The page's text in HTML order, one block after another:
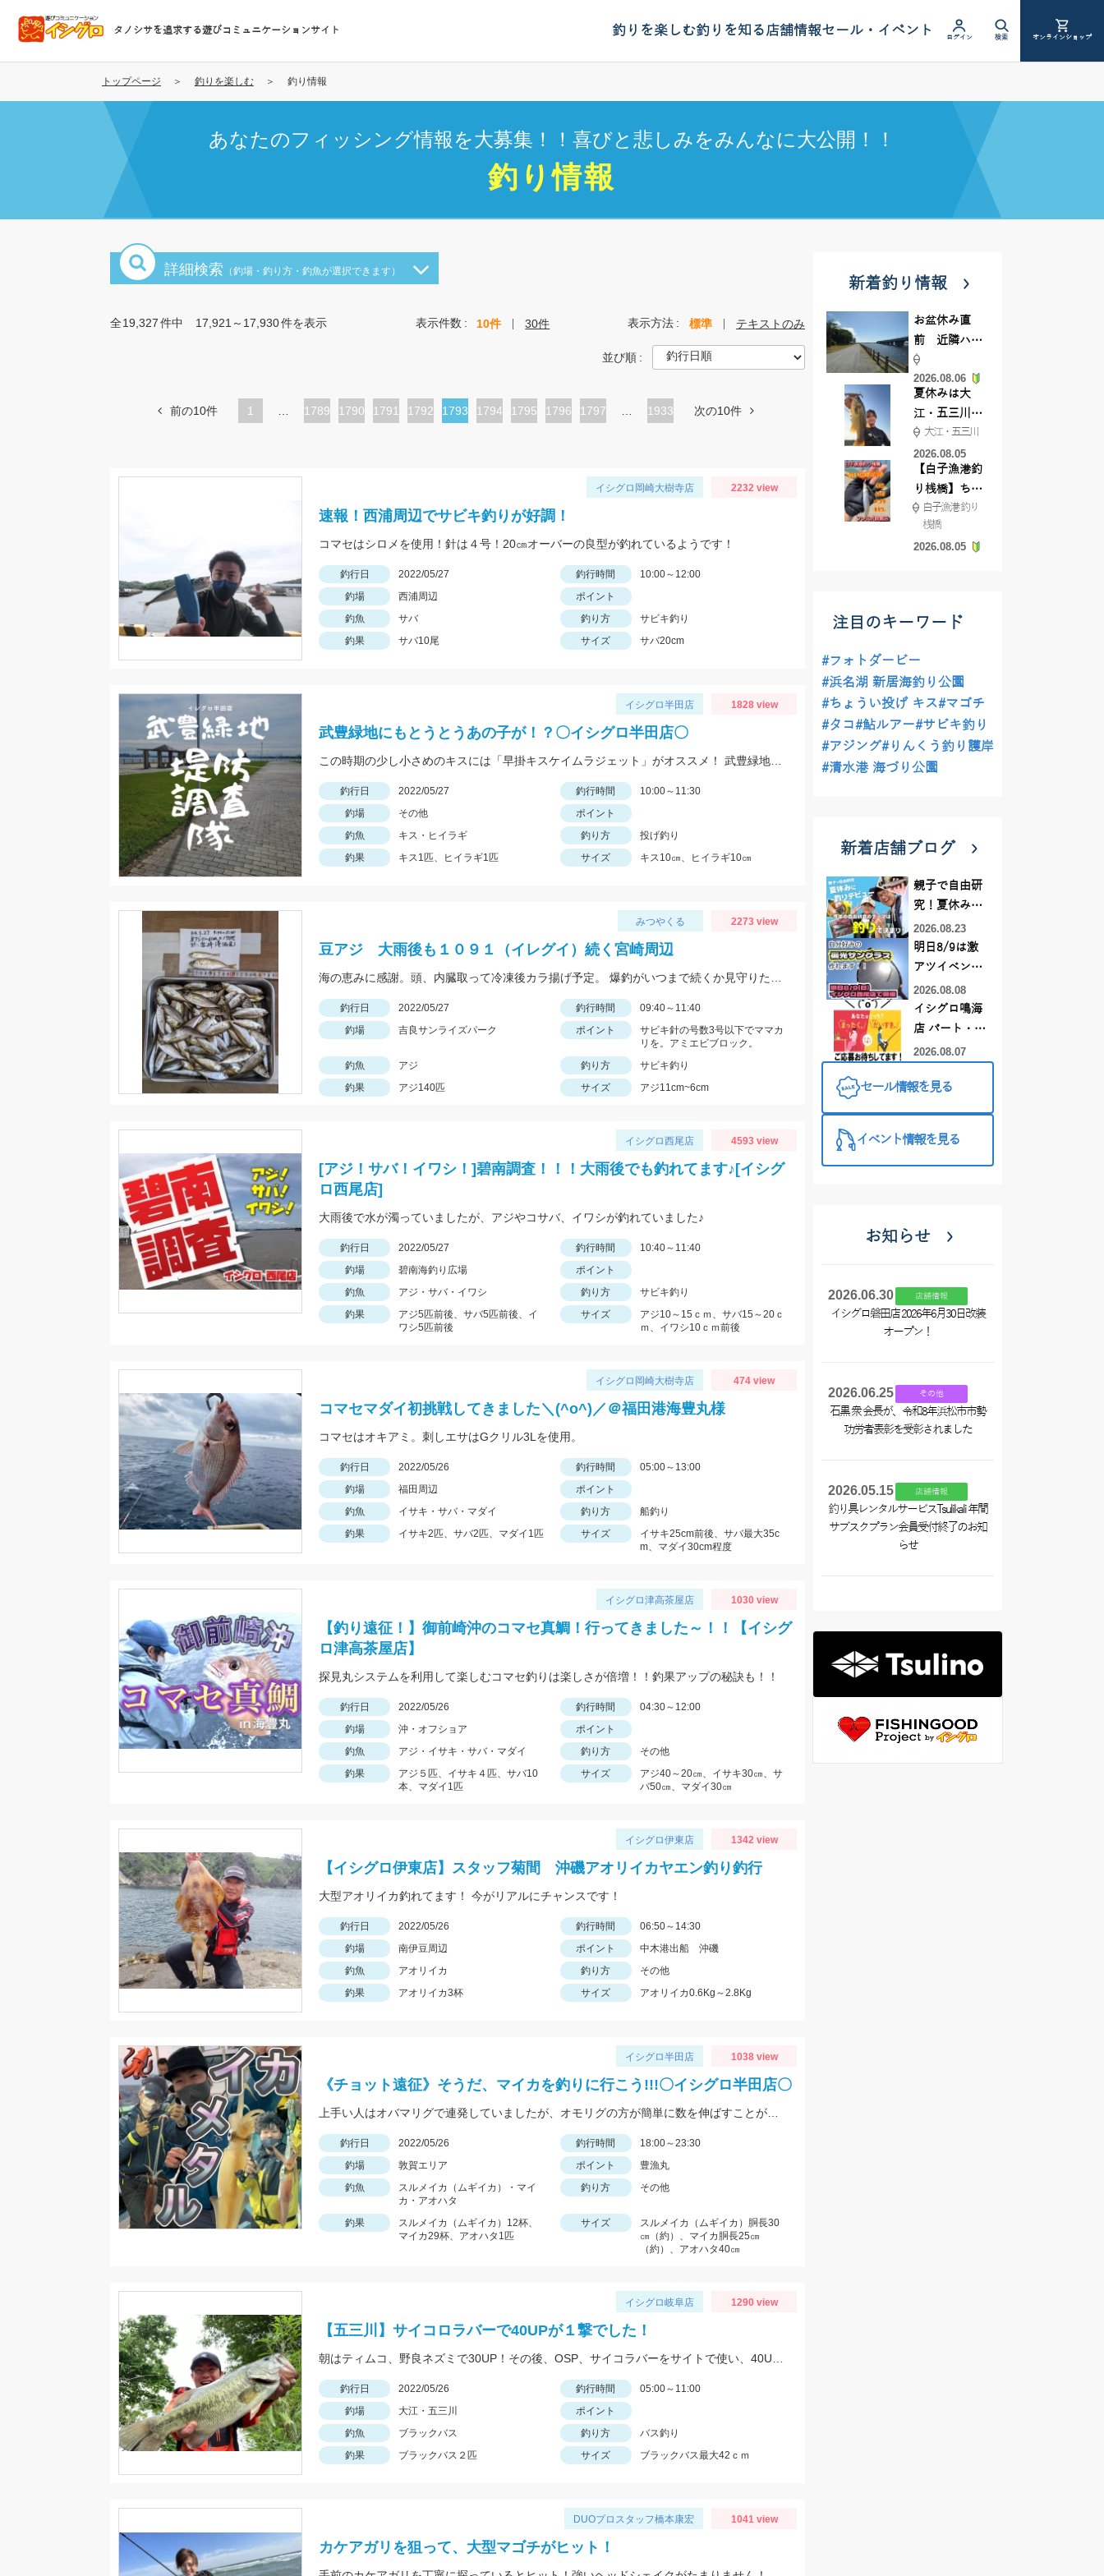
コ
テ
タノシサを追求する遊びコミュニケーションサイト 釣りを楽しむ釣りを知る店舗情報セール・イベント ログイン 検索 オンラインショップ
トップページ 釣りを楽しむ 釣り情報
あなたのフィッシング情報を大募集！！喜びと悲しみをみんなに大公開！！
釣り情報
詳細検索 （釣場・釣り方・釣魚が選択できます）
全19,327件中 17,921～17,930件を表示 表示件数 10件 30件 表示方法 標準 テキストのみ
並び順
前の10件 1
ペ
1789
ペ
1790
ペ
1791
ペ
1792
カ
ペ
1793
ペ
1794
ペ
1795
ペ
1796
ペ
1797 1933 次の10件
イシグロ岡崎大樹寺店 2232 view
速報！西浦周辺でサビキ釣りが好調！
コマセはシロメを使用！針は４号！20㎝オーバーの良型が釣れているようです！
釣行日 2022/05/27 釣行時間
10:00～12:00
釣場
西浦周辺
ポイント
釣魚
サバ 釣り方
サビキ釣り
釣果
サバ10尾 サイズ サバ20cm
イシグロ半田店 1828 view
武豊緑地にもとうとうあの子が！？〇イシグロ半田店〇
釣行日 2022/05/27 釣行時間
10:00～11:30
釣場
その他
ポイント
釣魚
キス・ヒイラギ 釣り方
投げ釣り
釣果
キス1匹、ヒイラギ1匹 サイズ キス10㎝、ヒイラギ10㎝
みつやくる 2273 view
豆アジ 大雨後も１０９１（イレグイ）続く宮崎周辺
釣行日 2022/05/27 釣行時間
09:40～11:40
釣場
吉良サンライズパーク ポイント
サビキ針の号数3号以下でママカ
リを。アミエビブロック。
釣魚
アジ 釣り方
サビキ釣り
釣果
アジ140匹 サイズ アジ11cm~6cm
イシグロ西尾店 4593 view
[アジ！サバ！イワシ！]碧南調査！！！大雨後でも釣れてます♪[イシグ
ロ西尾店]
大雨後で水が濁っていましたが、アジやコサバ、イワシが釣れていました♪
釣行日 2022/05/27 釣行時間
10:40～11:40
釣場
碧南海釣り広場
ポイント
釣魚
アジ・サバ・イワシ 釣り方
サビキ釣り
釣果
アジ5匹前後、サバ5匹前後、イ
ワシ5匹前後
サイズ
アジ10～15ｃｍ、サバ15～20ｃ
ｍ、イワシ10ｃｍ前後
イシグロ岡崎大樹寺店 474 view
コマセマダイ初挑戦してきました＼(^o^)／＠福田港海豊丸様
コマセはオキアミ。刺しエサはGクリル3Lを使用。
釣行日 2022/05/26 釣行時間
05:00～13:00
釣場
福田周辺
ポイント
釣魚
イサキ・サバ・マダイ 釣り方
船釣り
釣果
イサキ2匹、サバ2匹、マダイ1匹 サイズ
イサキ25cm前後、サバ最大35c
m、マダイ30cm程度
イシグロ津高茶屋店 1030 view
【釣り遠征！】御前崎沖のコマセ真鯛！行ってきました～！！【イシグ
ロ津高茶屋店】
探見丸システムを利用して楽しむコマセ釣りは楽しさが倍増！！釣果アップの秘訣も！！
釣行日 2022/05/26 釣行時間
04:30～12:00
釣場
沖・オフショア
ポイント
釣魚
アジ・イサキ・サバ・マダイ 釣り方
その他
釣果
アジ５匹、イサキ４匹、サバ10
本、マダイ1匹
サイズ
アジ40～20㎝、イサキ30㎝、サ
バ50㎝、マダイ30㎝
イシグロ伊東店 1342 view
【イシグロ伊東店】スタッフ菊間 沖磯アオリイカヤエン釣り釣行
大型アオリイカ釣れてます！ 今がリアルにチャンスです！
釣行日 2022/05/26 釣行時間
06:50～14:30
釣場
南伊豆周辺 ポイント
中木港出船 沖磯
釣魚
アオリイカ 釣り方
その他
釣果
アオリイカ3杯 サイズ アオリイカ0.6Kg～2.8Kg
イシグロ半田店 1038 view
《チョット遠征》そうだ、マイカを釣りに行こう!!!〇イシグロ半田店〇
釣行日 2022/05/26 釣行時間
18:00～23:30
釣場
敦賀エリア ポイント
豊漁丸
釣魚
スルメイカ（ムギイカ）・マイ
カ・アオハタ
釣り方 その他
釣果
スルメイカ（ムギイカ）12杯、
マイカ29杯、アオハタ1匹
サイズ
スルメイカ（ムギイカ）胴長30
㎝（約）、マイカ胴長25㎝
（約）、アオハタ40㎝
イシグロ岐阜店 1290 view
【五三川】サイコロラバーで40UPが１撃でした！
釣行日 2022/05/26 釣行時間
05:00～11:00
釣場
大江・五三川
ポイント
釣魚
ブラックバス 釣り方
バス釣り
釣果
ブラックバス２匹 サイズ ブラックバス最大42ｃｍ
DUOプロスタッフ橋本康宏 1041 view
カケアガリを狙って、大型マゴチがヒット！
新着釣り情報
お盆休み直
前 近隣ハゼ
釣り場調査し
てきました
2026.08.06
夏休みは大
江・五三川で
バスフィッシ
ング♪
大江・五三川
2026.08.05
【白子漁港釣
り桟橋】ちょ
い投げ釣りが
絶好調!キスや
ハゼが簡単に
白子漁港 釣り
桟橋
2026.08.05
注目のキーワード
#フォトダービー
#浜名湖 新居海釣り公園
#ちょうい投げ キス#マゴチ
#タコ#鮎ルアー#サビキ釣り
#アジング#りんくう釣り護岸
#清水港 海づり公園
新着店舗ブログ
親子で自由研
究！夏休みに
釣りデビュー
2026.08.23
明日8/9は激
アツイベント
日！！！～オ
ーダー偏光グ
ラス受注会～
2026.08.08
イシグロ鳴海
店 パート・ア
ルバイトスタ
募集中！
2026.08.07
セール情報を見る
イベント情報を見る
お知らせ
2026.06.30 店舗情報
イシグロ磐田店 2026年6月30日改装
オープン！
2026.06.25 その他
石黒 衆 会長が、令和8年浜松市市勢
功労者表彰を受彰されました
2026.05.15 店舗情報
釣り具レンタルサービスTsulikali 年間
サブスクプラン会員受付終了のお知
らせ